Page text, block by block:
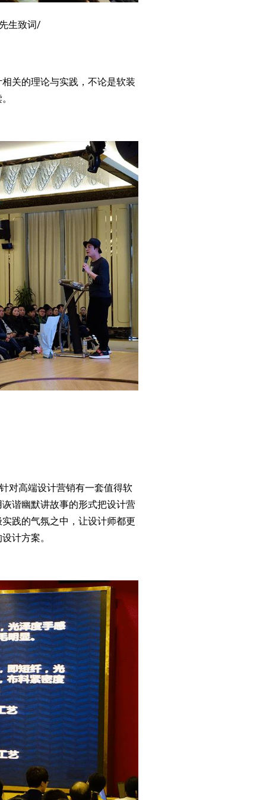
生致词/
的理论与实践，不论是软装
高端设计营销有一套值得软
谐幽默讲故事的形式把设计营
践的气氛之中，让设计师都更
计方案。